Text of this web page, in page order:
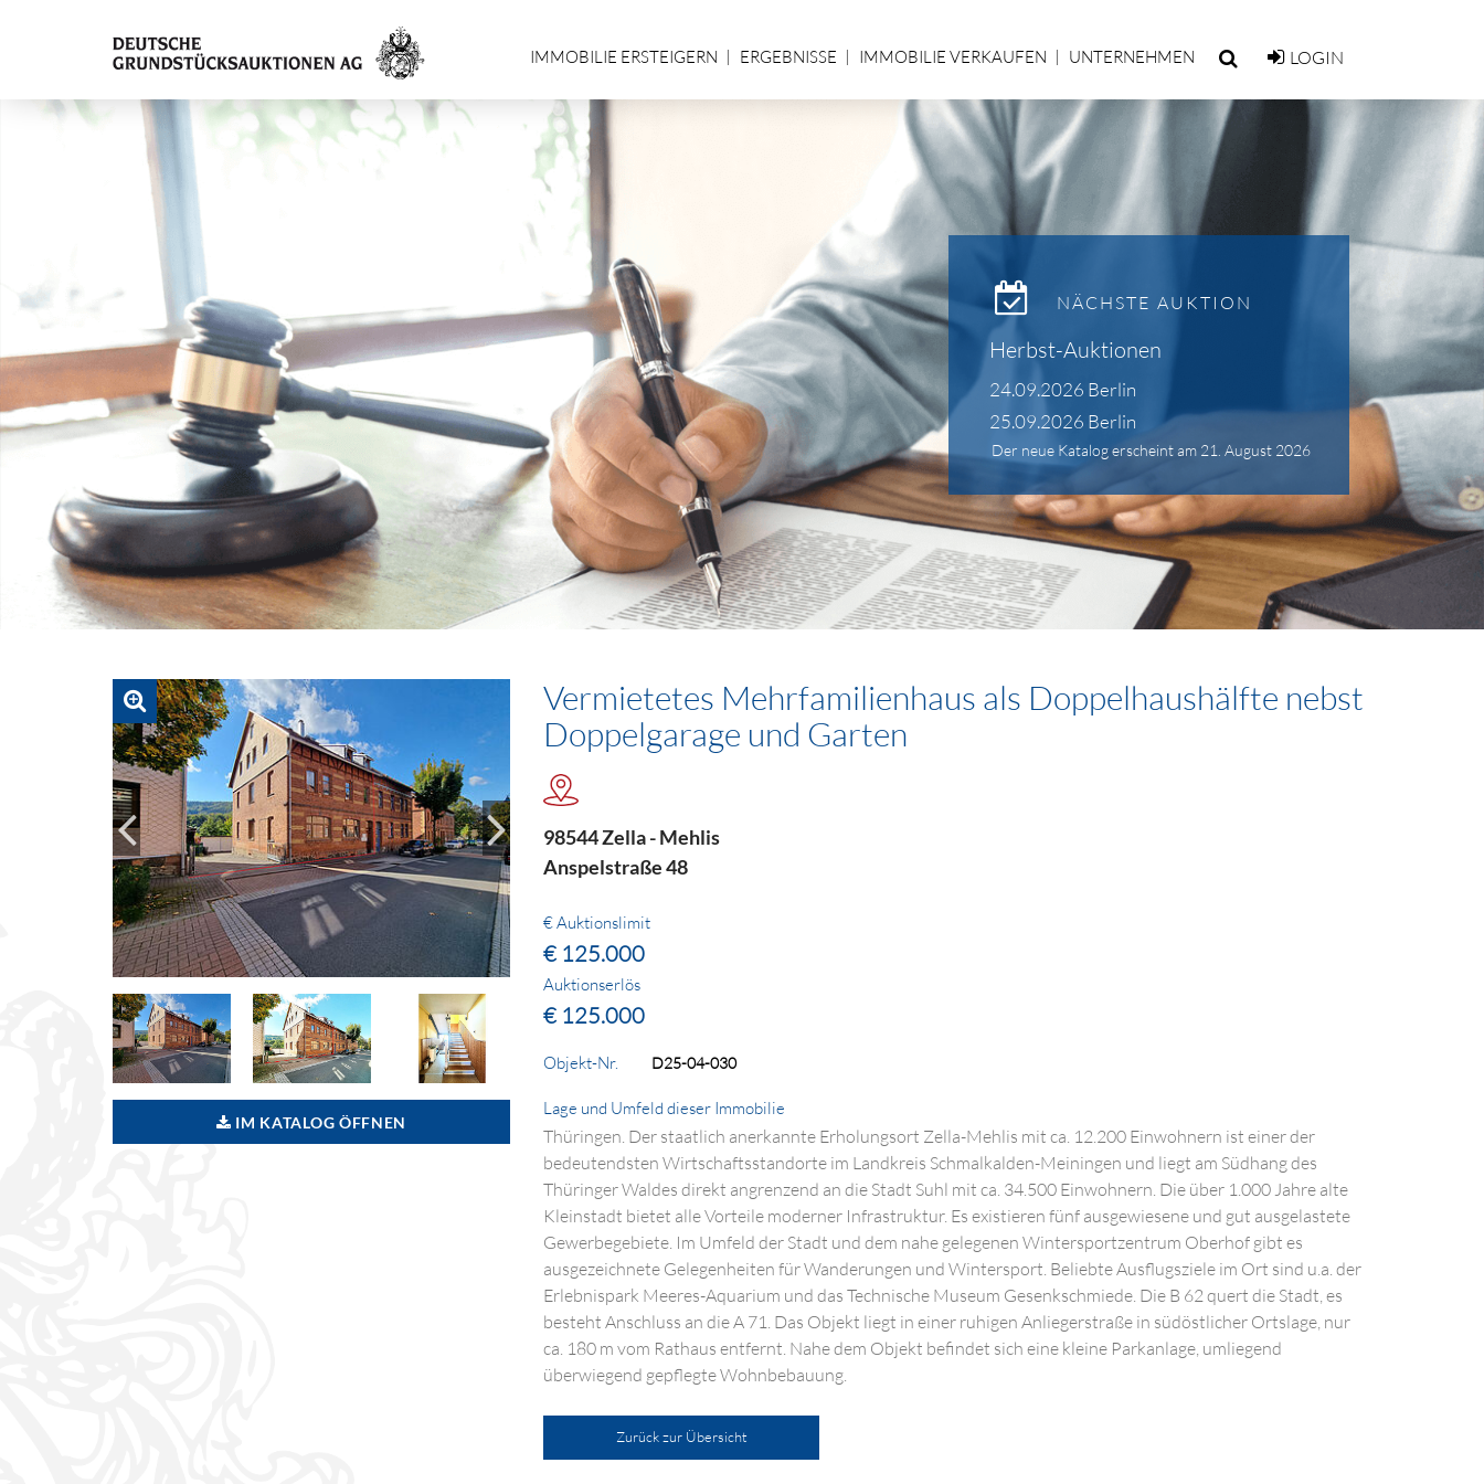
IMMOBILIE ERSTEIGERN ERGEBNISSE IMMOBILIE VERKAUFEN UNTERNEHMEN LOGIN
NÄCHSTE AUKTION
Herbst-Auktionen
24.09.2026 Berlin
25.09.2026 Berlin
Der neue Katalog erscheint am 21. August 2026
IM KATALOG ÖFFNEN
Vermietetes Mehrfamilienhaus als Doppelhaushälfte nebst
Doppelgarage und Garten
98544 Zella - Mehlis
Anspelstraße 48
€ Auktionslimit
€ 125.000
Auktionserlös
€ 125.000
Objekt-Nr. D25-04-030
Lage und Umfeld dieser Immobilie
Thüringen. Der staatlich anerkannte Erholungsort Zella-Mehlis mit ca. 12.200 Einwohnern ist einer der
bedeutendsten Wirtschaftsstandorte im Landkreis Schmalkalden-Meiningen und liegt am Südhang des
Thüringer Waldes direkt angrenzend an die Stadt Suhl mit ca. 34.500 Einwohnern. Die über 1.000 Jahre alte
Kleinstadt bietet alle Vorteile moderner Infrastruktur. Es existieren fünf ausgewiesene und gut ausgelastete
Gewerbegebiete. Im Umfeld der Stadt und dem nahe gelegenen Wintersportzentrum Oberhof gibt es
ausgezeichnete Gelegenheiten für Wanderungen und Wintersport. Beliebte Ausflugsziele im Ort sind u.a. der
Erlebnispark Meeres-Aquarium und das Technische Museum Gesenkschmiede. Die B 62 quert die Stadt, es
besteht Anschluss an die A 71. Das Objekt liegt in einer ruhigen Anliegerstraße in südöstlicher Ortslage, nur
ca. 180 m vom Rathaus entfernt. Nahe dem Objekt befindet sich eine kleine Parkanlage, umliegend
überwiegend gepflegte Wohnbebauung.
Zurück zur Übersicht